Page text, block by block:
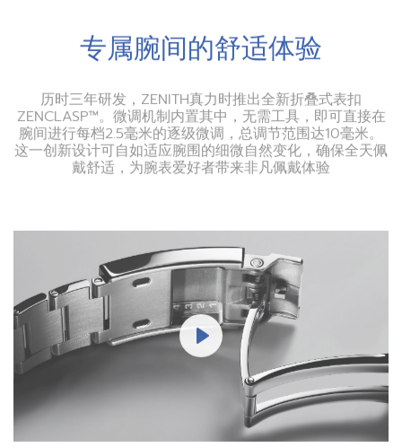
专属腕间的舒适体验
ZENCLASP™。微调机制内置其中，无需工具，即可直接在
腕间进行每档2.5毫米的逐级微调，总调节范围达10毫米。
这一创新设计可自如适应腕围的细微自然变化，确保全天佩
戴舒适，为腕表爱好者带来非凡佩戴体验
Mute Settings
Play